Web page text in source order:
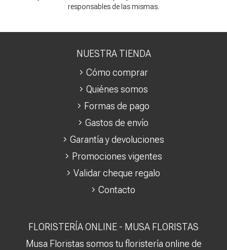
responsables de las mismas.
FLORISTERÍA ONLINE - MUSA FLORISTAS
Musa Floristas somos tu floristería online de
NUESTRA TIENDA
Cómo comprar
Quiénes somos
Formas de pago
Gastos de envío
Garantía y devoluciones
Promociones vigentes
Validar cheque regalo
Contacto